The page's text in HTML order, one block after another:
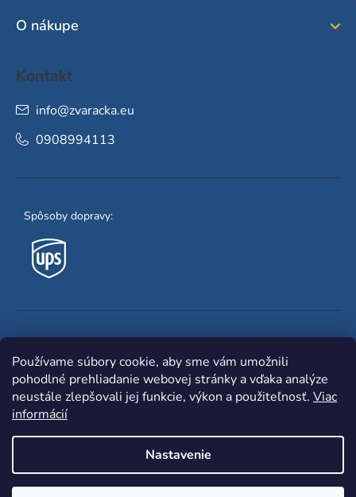
Používame súbory cookie, aby sme vám umožnili
pohodlné prehliadanie webovej stránky a vďaka analýze
neustále zlepšovali jej funkcie, výkon a použiteľnosť. Viac
informácií
Nastavenie
O nákupe
Kontakt
info@zvaracka.eu
0908994113
Spôsoby dopravy:
Shoptet |mime digital